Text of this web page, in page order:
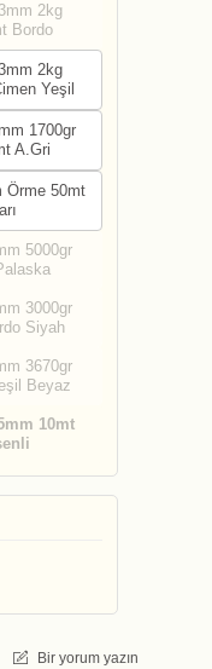
2kg
Bordo
2kg
Yeşil
1700gr
A.Gri
Örme 50mt
5000gr
3000gr
Siyah
3670gr
Beyaz
10mt
Bir yorum yazın